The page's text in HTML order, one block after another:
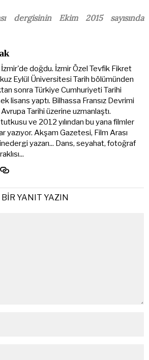
dergisinin Ekim 2015 sayısında
İzmir'de doğdu. İzmir Özel Tevfik Fikret
Eylül Üniversitesi Tarih bölümünden
sonra Türkiye Cumhuriyeti Tarihi
lisans yaptı. Bilhassa Fransız Devrimi
Tarihi üzerine uzmanlaştı.
ve 2012 yılından bu yana filmler
yazıyor. Akşam Gazetesi, Film Arası
yazarı... Dans, seyahat, fotoğraf
BIR YANIT YAZIN